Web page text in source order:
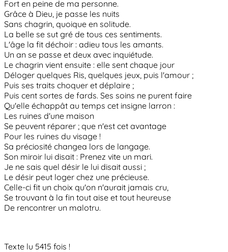
Fort en peine de ma personne.
Grâce à Dieu, je passe les nuits
Sans chagrin, quoique en solitude.
La belle se sut gré de tous ces sentiments.
L'âge la fit déchoir : adieu tous les amants.
Un an se passe et deux avec inquiétude.
Le chagrin vient ensuite : elle sent chaque jour
Déloger quelques Ris, quelques jeux, puis l'amour ;
Puis ses traits choquer et déplaire ;
Puis cent sortes de fards. Ses soins ne purent faire
Qu'elle échappât au temps cet insigne larron :
Les ruines d'une maison
Se peuvent réparer ; que n'est cet avantage
Pour les ruines du visage !
Sa préciosité changea lors de langage.
Son miroir lui disait : Prenez vite un mari.
Je ne sais quel désir le lui disait aussi ;
Le désir peut loger chez une précieuse.
Celle-ci fit un choix qu'on n'aurait jamais cru,
Se trouvant à la fin tout aise et tout heureuse
De rencontrer un malotru.
Texte lu 5415 fois !